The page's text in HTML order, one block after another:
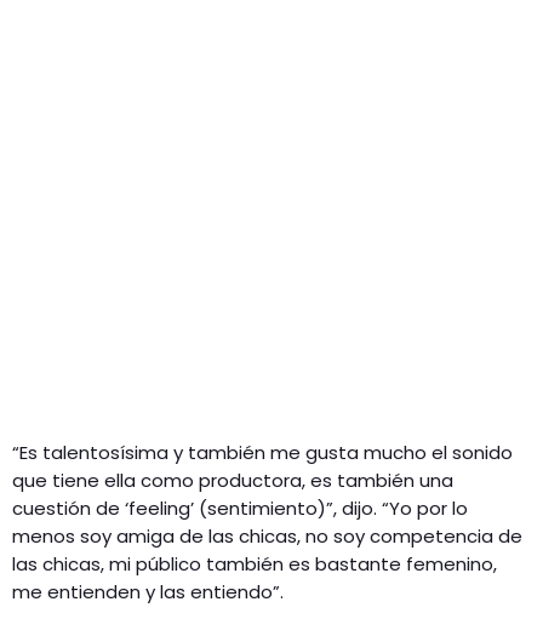
“Es talentosísima y también me gusta mucho el sonido
que tiene ella como productora, es también una
cuestión de ‘feeling’ (sentimiento)”, dijo. “Yo por lo
menos soy amiga de las chicas, no soy competencia de
las chicas, mi público también es bastante femenino,
me entienden y las entiendo”.